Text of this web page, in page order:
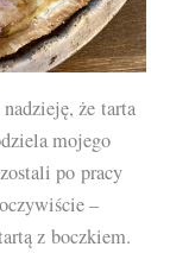
że tarta
mojego
po pracy
–
z boczkiem.